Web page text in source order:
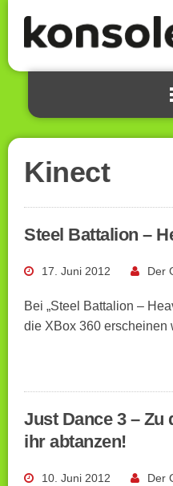
Kinect
Steel Battalion –
17. Juni 2012 Der
Bei „Steel Battalion –
die XBox 360
Just Dance 3 – Zu
ihr abtanzen!
10. Juni 2012 Der